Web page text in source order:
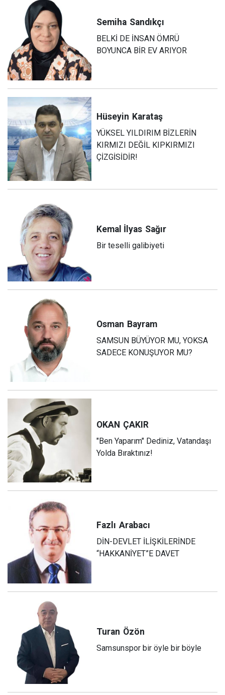
Semiha Sandıkçı
BELKİ DE İNSAN ÖMRÜ
BOYUNCA BİR EV ARIYOR
Hüseyin Karataş
YÜKSEL YILDIRIM BİZLERİN
KIRMIZI DEĞİL KIPKIRMIZI
ÇİZGİSİDİR!
Kemal İlyas Sağır
Bir teselli galibiyeti
Osman Bayram
SAMSUN BÜYÜYOR MU, YOKSA
SADECE KONUŞUYOR MU?
OKAN ÇAKIR
"Ben Yaparım" Dediniz, Vatandaşı
Yolda Bıraktınız!
Fazlı Arabacı
DİN-DEVLET İLİŞKİLERİNDE
“HAKKANİYET”E DAVET
Turan Özön
Samsunspor bir öyle bir böyle